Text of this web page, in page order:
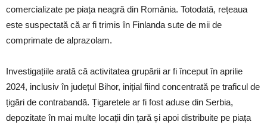
comercializate pe piața neagră din România. Totodată, rețeaua
este suspectată că ar fi trimis în Finlanda sute de mii de
comprimate de alprazolam.
Investigațiile arată că activitatea grupării ar fi început în aprilie
2024, inclusiv în județul Bihor, inițial fiind concentrată pe traficul de
țigări de contrabandă. Țigaretele ar fi fost aduse din Serbia,
depozitate în mai multe locații din țară și apoi distribuite pe piața